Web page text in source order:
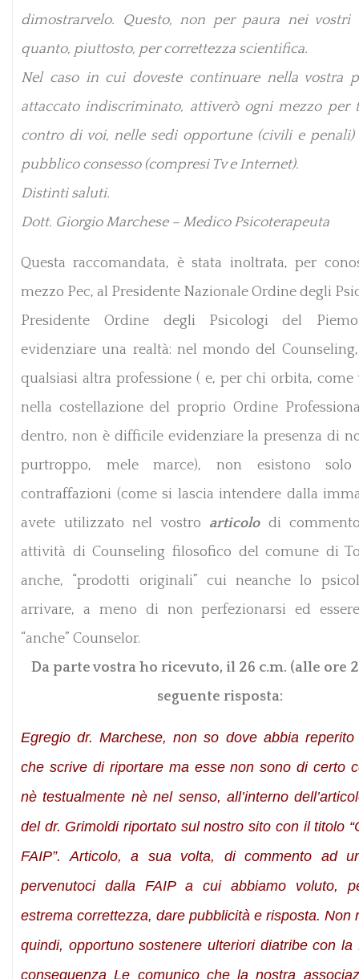
dimostrarvelo. Questo, non per paura nei vostri
quanto, piuttosto, per correttezza scientifica.
Nel caso in cui doveste continuare nella vostra
attaccato indiscriminato, attiverò ogni mezzo per
contro di voi, nelle sedi opportune (civili e
pubblico consesso (compresi Tv e Internet).
Distinti saluti.
Dott. Giorgio Marchese – Medico Psicoterapeuta
Questa raccomandata, è stata inoltrata, per
mezzo Pec, al Presidente Nazionale Ordine degli
Presidente Ordine degli Psicologi del
evidenziare una realtà: nel mondo del
qualsiasi altra professione ( e, per chi orbita, come
nella costellazione del proprio Ordine
dentro, non è difficile evidenziare la presenza di
purtroppo, mele marce), non esistono solo
contraffazioni (come si lascia intendere dalla
avete utilizzato nel vostro articolodi
attività di Counseling filosofico del comune di
anche, “prodotti originali” cui neanche lo
arrivare, a meno di non perfezionarsi ed
“anche” Counselor.
Da parte vostra ho ricevuto, il 26 c.m. (alle ore
seguente risposta:
Egregio dr. Marchese, non so dove abbia
che scrive di riportare ma esse non sono di certo
nè testualmente nè nel senso, all’interno
del dr. Grimoldi riportato sul nostro sito con il titolo
FAIP”. Articolo, a sua volta, di commento ad
pervenutoci dalla FAIP a cui abbiamo voluto,
estrema correttezza, dare pubblicità e risposta. Non
quindi, opportuno sostenere ulteriori diatribe con la
conseguenza Le comunico che la nostra